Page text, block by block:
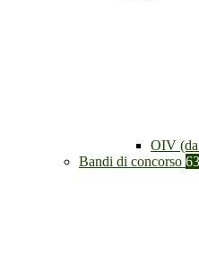
OIV (da
Bandi di concorso 63